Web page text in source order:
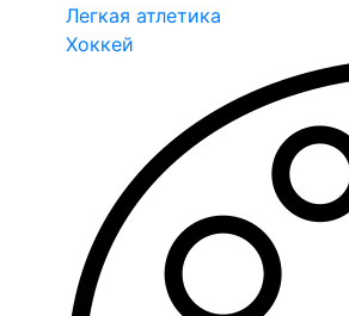
Легкая атлетика
Хоккей